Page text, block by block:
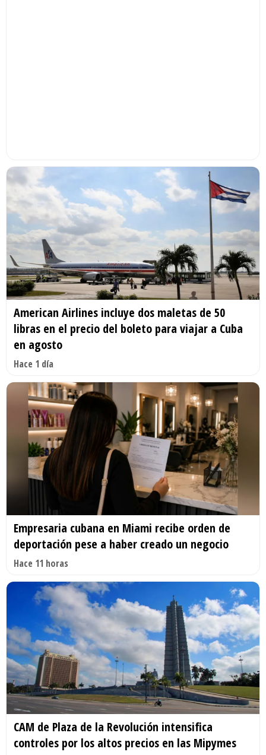
American Airlines incluye dos maletas de 50
libras en el precio del boleto para viajar a Cuba
en agosto
Hace 1 día
Empresaria cubana en Miami recibe orden de
deportación pese a haber creado un negocio
Hace 11 horas
CAM de Plaza de la Revolución intensifica
controles por los altos precios en las Mipymes